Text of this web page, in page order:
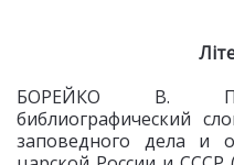
БОРЕЙКО В.
библиографический
заповедного дела и